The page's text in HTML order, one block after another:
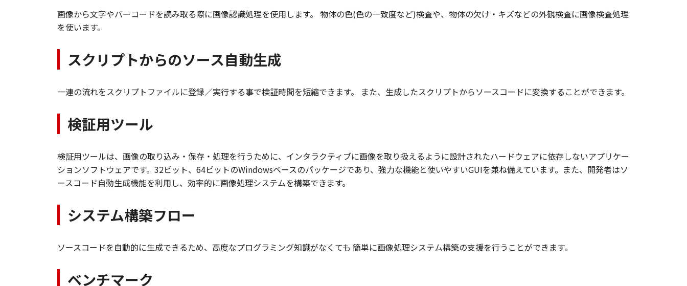
画像から文字やバーコードを読み取る際に画像認識処理を使用します。 物体の色(色の一致度など)検査や、物体の欠け・キズなどの外観検査に画像検査処理
を使います。
スクリプトからのソース自動生成
一連の流れをスクリプトファイルに登録／実行する事で検証時間を短縮できます。 また、生成したスクリプトからソースコードに変換することができます。
検証用ツール
検証用ツールは、画像の取り込み・保存・処理を行うために、インタラクティブに画像を取り扱えるように設計されたハードウェアに依存しないアプリケー
ションソフトウェアです。32ビット、64ビットのWindowsベースのパッケージであり、強力な機能と使いやすいGUIを兼ね備えています。また、開発者はソ
ースコード自動生成機能を利用し、効率的に画像処理システムを構築できます。
システム構築フロー
ソースコードを自動的に生成できるため、高度なプログラミング知識がなくても 簡単に画像処理システム構築の支援を行うことができます。
ベンチマーク